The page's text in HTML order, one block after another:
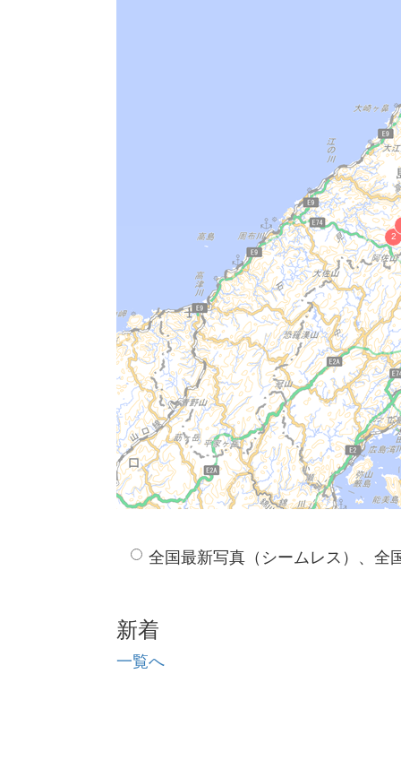
全国最新写真（シームレス）、全
新着
一覧へ